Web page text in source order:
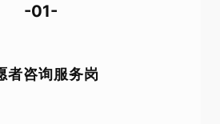
-01-
者咨询服务岗